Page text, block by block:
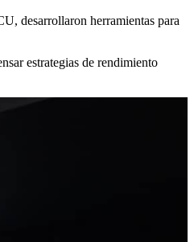
desarrollaron herramientas para
estrategias de rendimiento